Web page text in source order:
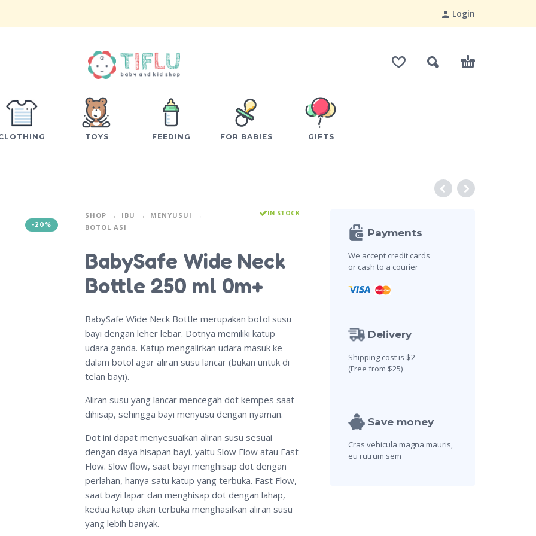
Login
TOYS FEEDING FOR BABIES GIFTS
-20%
SHOP IBU
MENYUSUI
BOTOL ASI
IN STOCK
BabySafe Wide Neck
Bottle 250 ml 0m+
BabySafe Wide Neck Bottle merupakan botol susu
bayi dengan leher lebar. Dotnya memiliki katup
udara ganda. Katup mengalirkan udara masuk ke
dalam botol agar aliran susu lancar (bukan untuk di
telan bayi).
Aliran susu yang lancar mencegah dot kempes saat
dihisap, sehingga bayi menyusu dengan nyaman.
Dot ini dapat menyesuaikan aliran susu sesuai
dengan daya hisapan bayi, yaitu Slow Flow atau Fast
Flow. Slow flow, saat bayi menghisap dot dengan
perlahan, hanya satu katup yang terbuka. Fast Flow,
saat bayi lapar dan menghisap dot dengan lahap,
kedua katup akan terbuka menghasilkan aliran susu
yang lebih banyak.
Payments
We accept credit cards
or cash to a courier
Delivery
Shipping cost is $2
(Free from $25)
Save money
Cras vehicula magna mauris,
eu rutrum sem